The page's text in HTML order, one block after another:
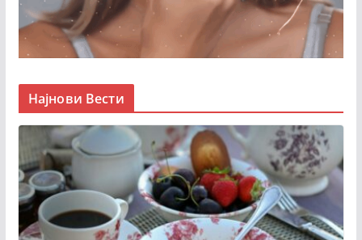
Најнови Вести